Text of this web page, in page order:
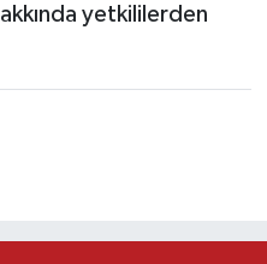
yetkililerden